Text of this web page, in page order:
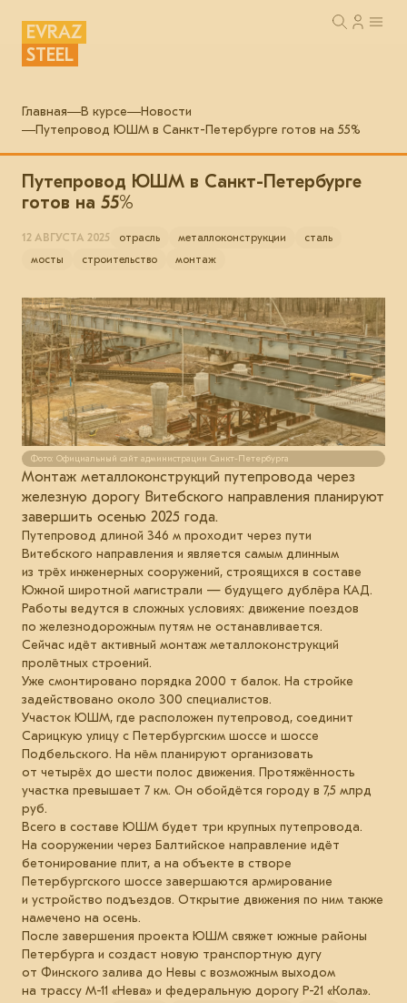
EVRAZ
STEEL
Главная В курсе
Новости
Путепровод ЮШМ в Санкт-Петербурге готов на 55%
Путепровод ЮШМ в Санкт-Петербурге
готов на 55%
12 АВГУСТА 2025 отрасль металлоконструкции
сталь
мосты
строительство монтаж
Фото: Официальный сайт администрации Санкт-Петербурга
Монтаж металлоконструкций путепровода через
железную дорогу Витебского направления планируют
завершить осенью 2025 года.
Путепровод длиной 346 м проходит через пути
Витебского направления и является самым длинным
из трёх инженерных сооружений, строящихся в составе
Южной широтной магистрали — будущего дублёра КАД.
Работы ведутся в сложных условиях: движение поездов
по железнодорожным путям не останавливается.
Сейчас идёт активный монтаж металлоконструкций
пролётных строений.
Уже смонтировано порядка 2000 т балок. На стройке
задействовано около 300 специалистов.
Участок ЮШМ, где расположен путепровод, соединит
Сарицкую улицу с Петербургским шоссе и шоссе
Подбельского. На нём планируют организовать
от четырёх до шести полос движения. Протяжённость
участка превышает 7 км. Он обойдётся городу в 7,5 млрд
руб.
Всего в составе ЮШМ будет три крупных путепровода.
На сооружении через Балтийское направление идёт
бетонирование плит, а на объекте в створе
Петербургского шоссе завершаются армирование
и устройство подъездов. Открытие движения по ним также
намечено на осень.
После завершения проекта ЮШМ свяжет южные районы
Петербурга и создаст новую транспортную дугу
от Финского залива до Невы с возможным выходом
на трассу М-11 «Нева» и федеральную дорогу Р-21 «Кола».